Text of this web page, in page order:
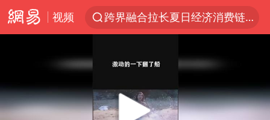
视频
跨界融合拉长夏日经济消费链条
白海豚逼近浙闽沿海
今日15时起福州地铁高架区段停运
国足U17与阿森纳决赛取消 并列冠军